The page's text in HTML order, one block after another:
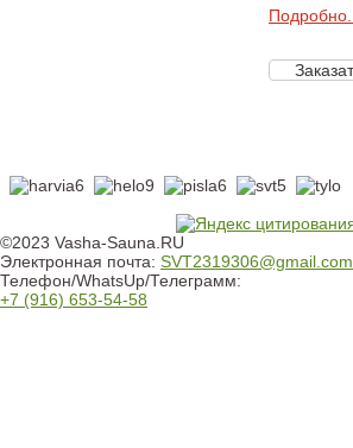
Подробно...
©2023 Vasha-Sauna.RU
Электронная почта: SVT2319306@gmail.com
Телефон/WhatsUp/Телеграмм:
+7 (916) 653-54-58